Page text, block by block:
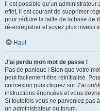
Il est possible qu’un
effet, il est courant de supprimer
pour réduire la taille de la base de
ré-enregistrer et soyez plus investi
Haut
J’ai perdu mon mot de passe !
Pas de panique ! Bien que votre
peut facilement être réinitialisé.
connexion puis cliquez sur J’ai
instructions énoncées et vous
Si toutefois vous ne parveniez pas
un administrateur du forum.